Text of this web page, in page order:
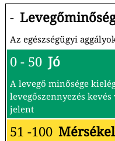
-
Az egészségügyi
0 - 50 Jó
A levegő minősége
levegőszennyezés
jelent
51 -100